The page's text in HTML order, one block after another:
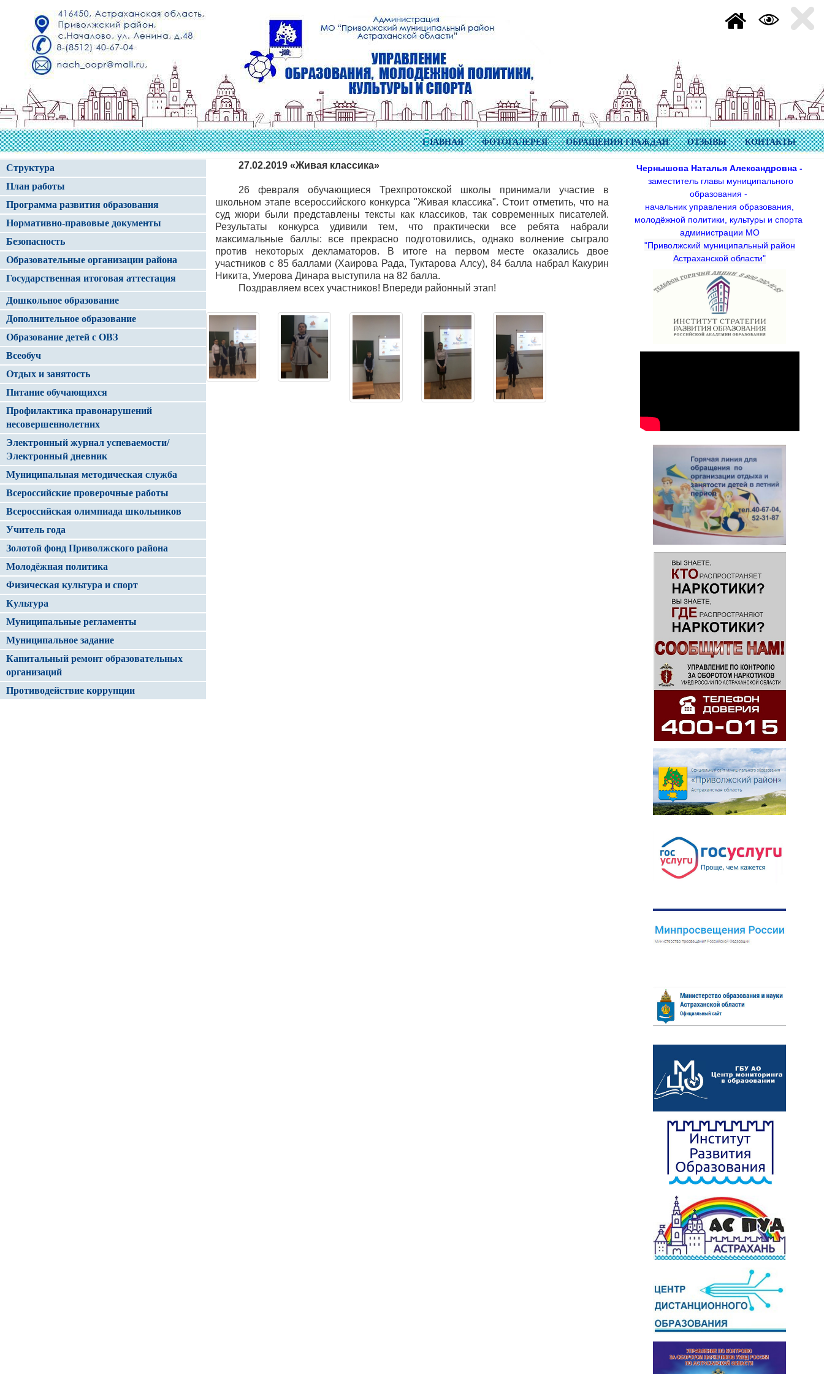
ГЛАВНАЯ ФОТОГАЛЕРЕЯ ОБРАЩЕНИЯ ГРАЖДАН ОТЗЫВЫ КОНТАКТЫ
Структура
План работы
Программа развития образования
Нормативно-правовые документы
Безопасность
Образовательные организации района
Государственная итоговая аттестация
Дошкольное образование
Дополнительное образование
Образование детей с ОВЗ
Всеобуч
Отдых и занятость
Питание обучающихся
Профилактика правонарушений
несовершеннолетних
Электронный журнал успеваемости/
Электронный дневник
Муниципальная методическая служба
Всероссийские проверочные работы
Всероссийская олимпиада школьников
Учитель года
Золотой фонд Приволжского района
Молодёжная политика
Физическая культура и спорт
Культура
Муниципальные регламенты
Муниципальное задание
Капитальный ремонт образовательных
организаций
Противодействие коррупции
Чернышова Наталья Александровна -
заместитель главы муниципального
образования -
начальник управления образования,
молодёжной политики, культуры и спорта
администрации МО
"Приволжский муниципальный район
Астраханской области"
27.02.2019 «Живая классика»
26 февраля обучающиеся Трехпротокской школы принимали участие в
школьном этапе всероссийского конкурса "Живая классика". Стоит отметить, что на
суд жюри были представлены тексты как классиков, так современных писателей.
Результаты конкурса удивили тем, что практически все ребята набрали
максимальные баллы: все прекрасно подготовились, однако волнение сыграло
против некоторых декламаторов. В итоге на первом месте оказались двое
участников с 85 баллами (Хаирова Рада, Туктарова Алсу), 84 балла набрал Какурин
Никита, Умерова Динара выступила на 82 балла.
Поздравляем всех участников! Впереди районный этап!